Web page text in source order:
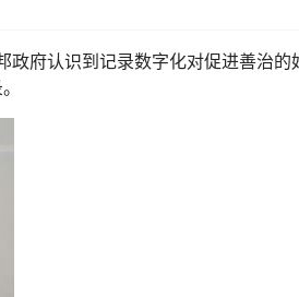
府认识到记录数字化对促进善治